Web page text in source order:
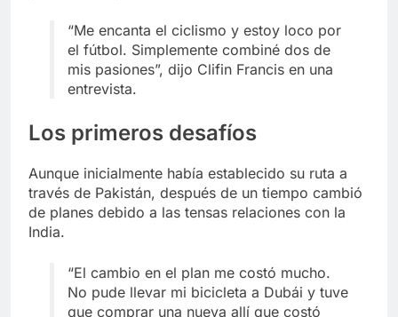
“Me encanta el ciclismo y estoy loco por
el fútbol. Simplemente combiné dos de
mis pasiones”, dijo Clifin Francis en una
entrevista.
Los primeros desafíos
Aunque inicialmente había establecido su ruta a
través de Pakistán, después de un tiempo cambió
de planes debido a las tensas relaciones con la
India.
“El cambio en el plan me costó mucho.
No pude llevar mi bicicleta a Dubái y tuve
que comprar una nueva allí que costó